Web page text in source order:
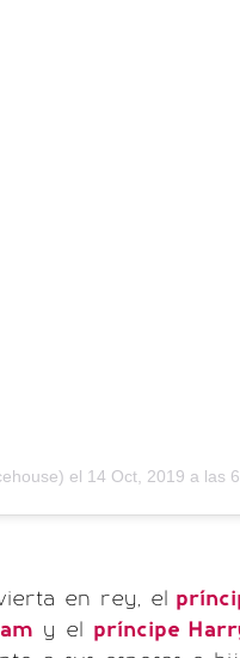
el 14 Oct, 2019 a las
en rey, el
y el príncipe